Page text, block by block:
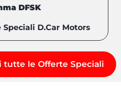
DFSK
D.Car Motors
tutte le Offerte Speciali